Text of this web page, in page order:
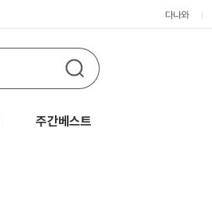
다나와
주간베스트